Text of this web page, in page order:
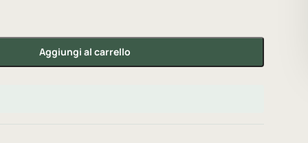
Aggiungi al carrello